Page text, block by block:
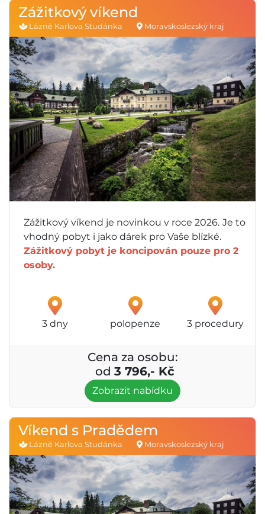
Zážitkový víkend
Lázně Karlova Studánka Moravskoslezský kraj
Zážitkový víkend je novinkou v roce 2026. Je to
vhodný pobyt i jako dárek pro Vaše blízké.
Zážitkový pobyt je koncipován pouze pro 2
osoby.
3 dny polopenze 3 procedury
Cena za osobu:
od 3 796,- Kč
Zobrazit nabídku
Víkend s Pradědem
Lázně Karlova Studánka Moravskoslezský kraj